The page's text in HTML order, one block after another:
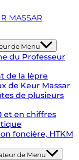
de Menu
du Professeur
de la lèpre​
de Keur Massar
de plusieurs
et en chiffres
foncière, HTKM
de Menu